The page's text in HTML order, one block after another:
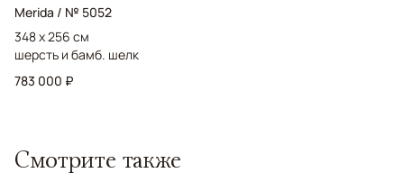
Merida / № 5052
348 x 256 см
шерсть и бамб. шелк
783 000 ₽
Смотрите также